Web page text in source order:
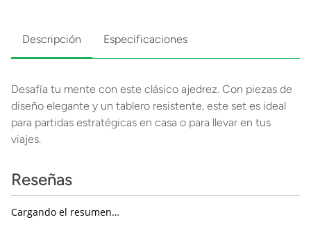
Descripción Especificaciones
Desafía tu mente con este clásico ajedrez. Con piezas de
diseño elegante y un tablero resistente, este set es ideal
para partidas estratégicas en casa o para llevar en tus
viajes.
Reseñas
Cargando el resumen…